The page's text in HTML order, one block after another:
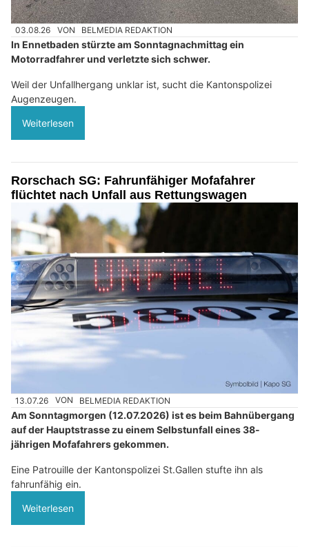
03.08.26 VON BELMEDIA REDAKTION
In Ennetbaden stürzte am Sonntagnachmittag ein
Motorradfahrer und verletzte sich schwer.
Weil der Unfallhergang unklar ist, sucht die Kantonspolizei
Augenzeugen.
Weiterlesen
Rorschach SG: Fahrunfähiger Mofafahrer
flüchtet nach Unfall aus Rettungswagen
13.07.26 VON BELMEDIA REDAKTION
Am Sonntagmorgen (12.07.2026) ist es beim Bahnübergang
auf der Hauptstrasse zu einem Selbstunfall eines 38-
jährigen Mofafahrers gekommen.
Eine Patrouille der Kantonspolizei St.Gallen stufte ihn als
fahrunfähig ein.
Weiterlesen